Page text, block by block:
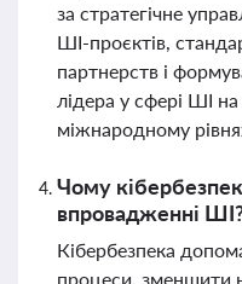
за стратегічне
ШІ-проєктів,
партнерств і
лідера у сфері ШІ
міжнародному
Чому
впровадженні
Кібербезпека
процеси, зменшити